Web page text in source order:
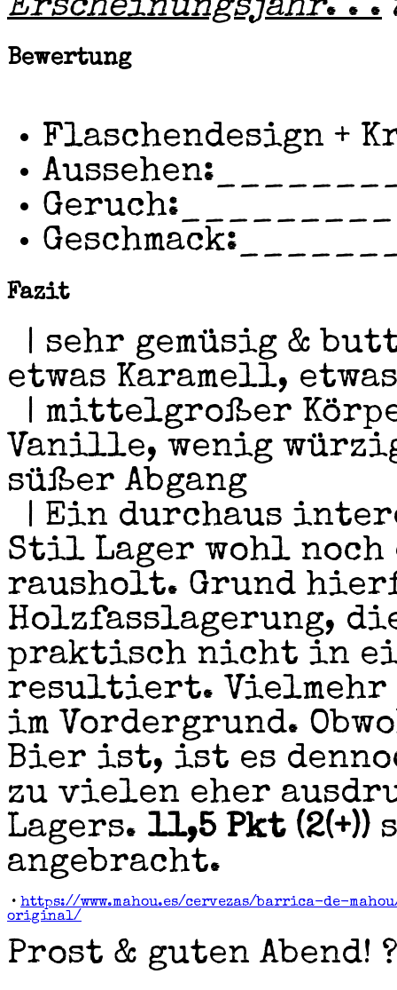
Erscheinungsjahr. . .
Bewertung
Flaschendesign +
Aussehen:
Geruch:
Geschmack:
Fazit
| sehr gemüsig &
etwas Karamell,
| mittelgroßer
Vanille, wenig
süßer Abgang
| Ein durchaus
Stil Lager wohl noch
rausholt. Grund
Holzfasslagerung,
praktisch nicht in
resultiert. Vielmehr
im Vordergrund.
Bier ist, ist es
zu vielen eher
Lagers. 11,5 Pkt (2(+))
angebracht.
• https://www.mahou.es/cervezas/barrica-de-
original/
Prost & guten Abend! ?